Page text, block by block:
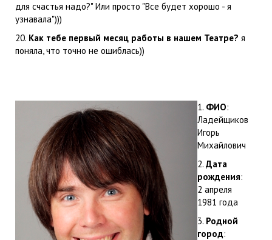
для счастья надо?" Или просто "Все будет хорошо - я
узнавала")))
20. Как тебе первый месяц работы в нашем Театре? я
поняла, что точно не ошиблась))
1. ФИО:
Ладейщиков
Игорь
Михайлович
2. Дата
рождения:
2 апреля
1981 года
3. Родной
город: